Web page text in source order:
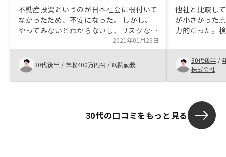
不動産投資というのが日本社会に根付いて
なかったため、不安になった。 しかし、
やってみないとわからないし、リスクなど
の不安要素はカバーされているため、期待
感の方が上回り、購入させてもらいまし
た。 コロナの影響がなければ、実際の物
件まで見に行って見たかったです。早く売
りたいのはわかりますが、急かされてる感
2021年01月26日
30代後半 / 年収400万円台 /病院勤務
他社と比較し
が小さかった
力的だった。
確認してから
物件一覧など
できたらなお
30代後半 /
株式会社
30代の口コミをもっと見る